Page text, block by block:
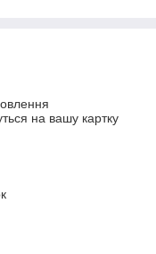
на вашу картку